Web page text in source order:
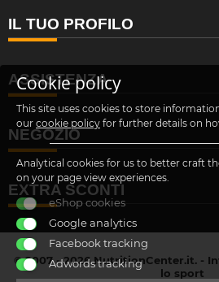
IL TUO PROFILO
ASSISTENZA
NEGOZIO
EXTRA SCONTI
© 2007 - 2026 NutritionCenter.it. -
lo sport
Cookie policy
This site uses cookies to store
our cookie policy for further details on
Analytical cookies for us to better craft
on your page view experiences.
eShop cookies
Google analytics
Facebook tracking
Adwords tracking